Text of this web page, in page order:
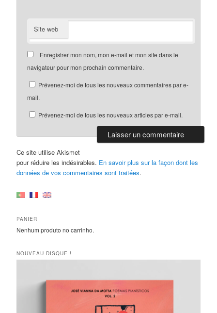
Site web
Enregistrer mon nom, mon e-mail et mon site dans le
navigateur pour mon prochain commentaire.
Prévenez-moi de tous les nouveaux commentaires par e-
mail.
Prévenez-moi de tous les nouveaux articles par e-mail.
Ce site utilise Akismet
pour réduire les indésirables. En savoir plus sur la façon dont les
données de vos commentaires sont traitées.
PANIER
Nenhum produto no carrinho.
NOUVEAU DISQUE !